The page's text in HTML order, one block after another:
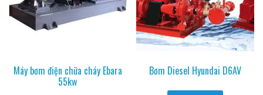
Máy bơm điện chữa cháy Ebara
55kw
Bơm Diesel Hyundai D6AV